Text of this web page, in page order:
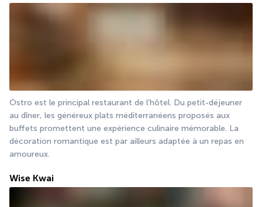
Ostro est le principal restaurant de l’hôtel. Du petit-déjeuner
au dîner, les généreux plats méditerranéens proposés aux
buffets promettent une expérience culinaire mémorable. La
décoration romantique est par ailleurs adaptée à un repas en
amoureux.
Wise Kwai